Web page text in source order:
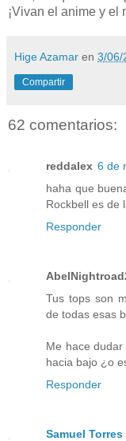
¡Vivan el anime y el
Hige Azamar en 3/06/
Compartir
62 comentarios:
reddalex 6 de
haha que
Rockbell es de
Responder
Tus tops son
de todas esas
Me hace
hacia bajo ¿o
Responder
Samuel Torres